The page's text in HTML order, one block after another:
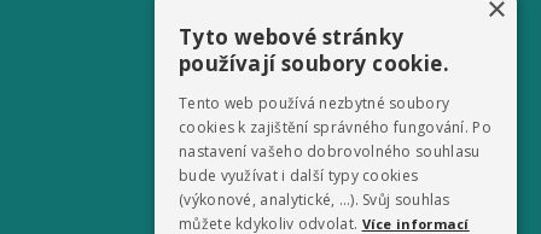
Televize FILMpro
×
Tyto webové stránky
používají soubory cookie.
Tento web používá nezbytné soubory
cookies k zajištění správného fungování. Po
nastavení vašeho dobrovolného souhlasu
bude využívat i další typy cookies
(výkonové, analytické, …). Svůj souhlas
můžete kdykoliv odvolat. Více informací